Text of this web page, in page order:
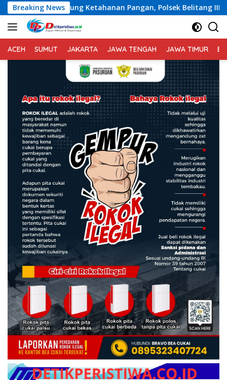
Langsung
ke
konten
Breaking News
Ketahanan Pangan, Polsek Belitang III Sukses Panen Jagung
ACEH SUMUT JAKARTA JAWA TENGAH JAWA TIMUR